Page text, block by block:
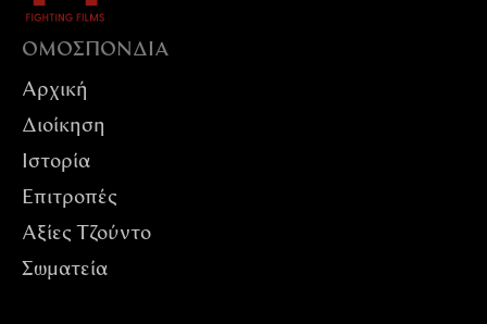
ΟΜΟΣΠΟΝΔIΑ
Αρχική
Διοίκηση
Ιστορία
Επιτροπές
Αξίες Tζούντο
Σωματεία